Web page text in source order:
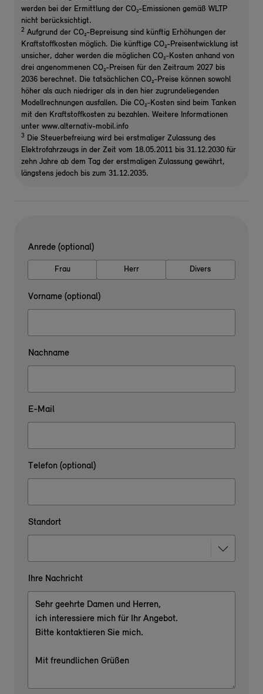
werden bei der Ermittlung der CO₂-Emissionen gemäß WLTP
nicht berücksichtigt.
2 Aufgrund der CO₂-Bepreisung sind künftig Erhöhungen der
Kraftstoffkosten möglich. Die künftige CO₂-Preisentwicklung ist
unsicher, daher werden die möglichen CO₂-Kosten anhand von
drei angenommenen CO₂-Preisen für den Zeitraum 2027 bis
2036 berechnet. Die tatsächlichen CO₂-Preise können sowohl
höher als auch niedriger als in den hier zugrundeliegenden
Modellrechnungen ausfallen. Die CO₂-Kosten sind beim Tanken
mit den Kraftstoffkosten zu bezahlen. Weitere Informationen
unter www.alternativ-mobil.info
3 Die Steuerbefreiung wird bei erstmaliger Zulassung des
Elektrofahrzeugs in der Zeit vom 18.05.2011 bis 31.12.2030 für
zehn Jahre ab dem Tag der erstmaligen Zulassung gewährt,
längstens jedoch bis zum 31.12.2035.
Anrede (optional)
Frau Herr Divers
Vorname (optional)
Nachname
E-Mail
Telefon (optional)
Standort
Ihre Nachricht